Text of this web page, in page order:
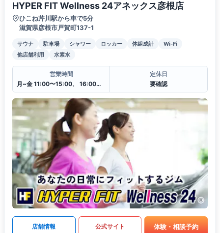
HYPER FIT Wellness 24アネックス彦根店
ひこね芹川駅から車で5分
滋賀県彦根市戸賀町137-1
サウナ 駐車場 シャワー ロッカー 体組成計
Wi-Fi
他店舗利用
水素水
営業時間
月~金 11:00〜15:00、 16:00〜20:00
定休日
要確認
店舗情報 公式サイト 体験・相談予約